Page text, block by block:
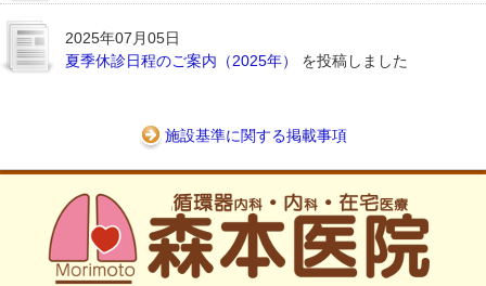
2025年07月05日
夏季休診日程のご案内（2025年）
を投稿しました
施設基準に関する掲載事項